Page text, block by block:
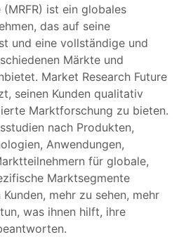
ist ein globales
das auf seine
und eine vollständige und
Märkte und
Market Research Future
seinen Kunden qualitativ
Marktforschung zu bieten.
nach Produkten,
Anwendungen,
für globale,
Marktsegmente
mehr zu sehen, mehr
was ihnen hilft, ihre